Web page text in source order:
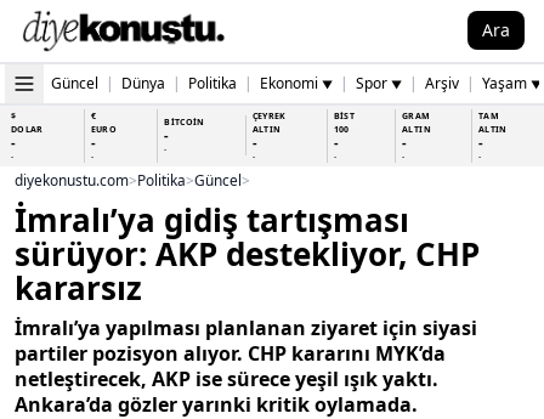
Ara
Güncel | Dünya | Politika | Ekonomi ▼ | Spor ▼ | Arşiv | Yaşam ▼
$
DOLAR
-
-
€
EURO
-
-
BİTCOİN
-
-
ÇEYREK
ALTIN
-
-
BİST
100
-
-
GRAM
ALTIN
-
-
TAM
ALTIN
-
-
diyekonustu.com>Politika>Güncel>
İmralı’ya gidiş tartışması
sürüyor: AKP destekliyor, CHP
kararsız
İmralı’ya yapılması planlanan ziyaret için siyasi
partiler pozisyon alıyor. CHP kararını MYK’da
netleştirecek, AKP ise sürece yeşil ışık yaktı.
Ankara’da gözler yarınki kritik oylamada.